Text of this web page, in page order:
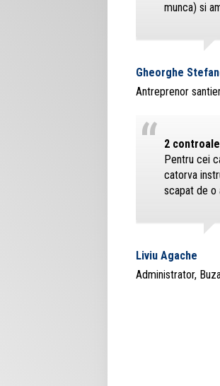
munca) si
Gheorghe
Antreprenor
“ 2
Pentru cei
catorva
scapat de o
Liviu Agache
Administrator,